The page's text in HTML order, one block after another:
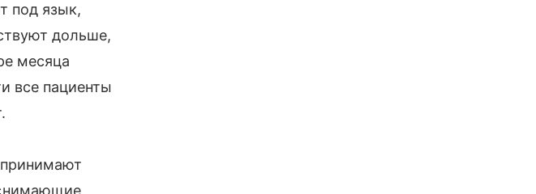
под язык,
дольше,
месяца
все пациенты